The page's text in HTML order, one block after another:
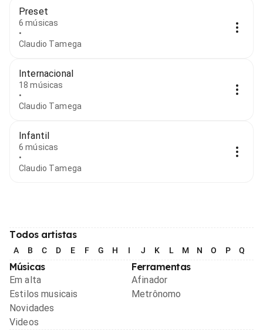
Preset
6 músicas
•
Claudio Tamega
Internacional
18 músicas
•
Claudio Tamega
Infantil
6 músicas
•
Claudio Tamega
Todos artistas
A B C D E F G H I J K L M N O P Q
Músicas
Em alta
Estilos musicais
Novidades
Videos
Ferramentas
Afinador
Metrônomo